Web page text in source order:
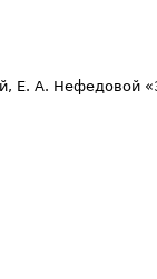
Е. А. Нефедовой